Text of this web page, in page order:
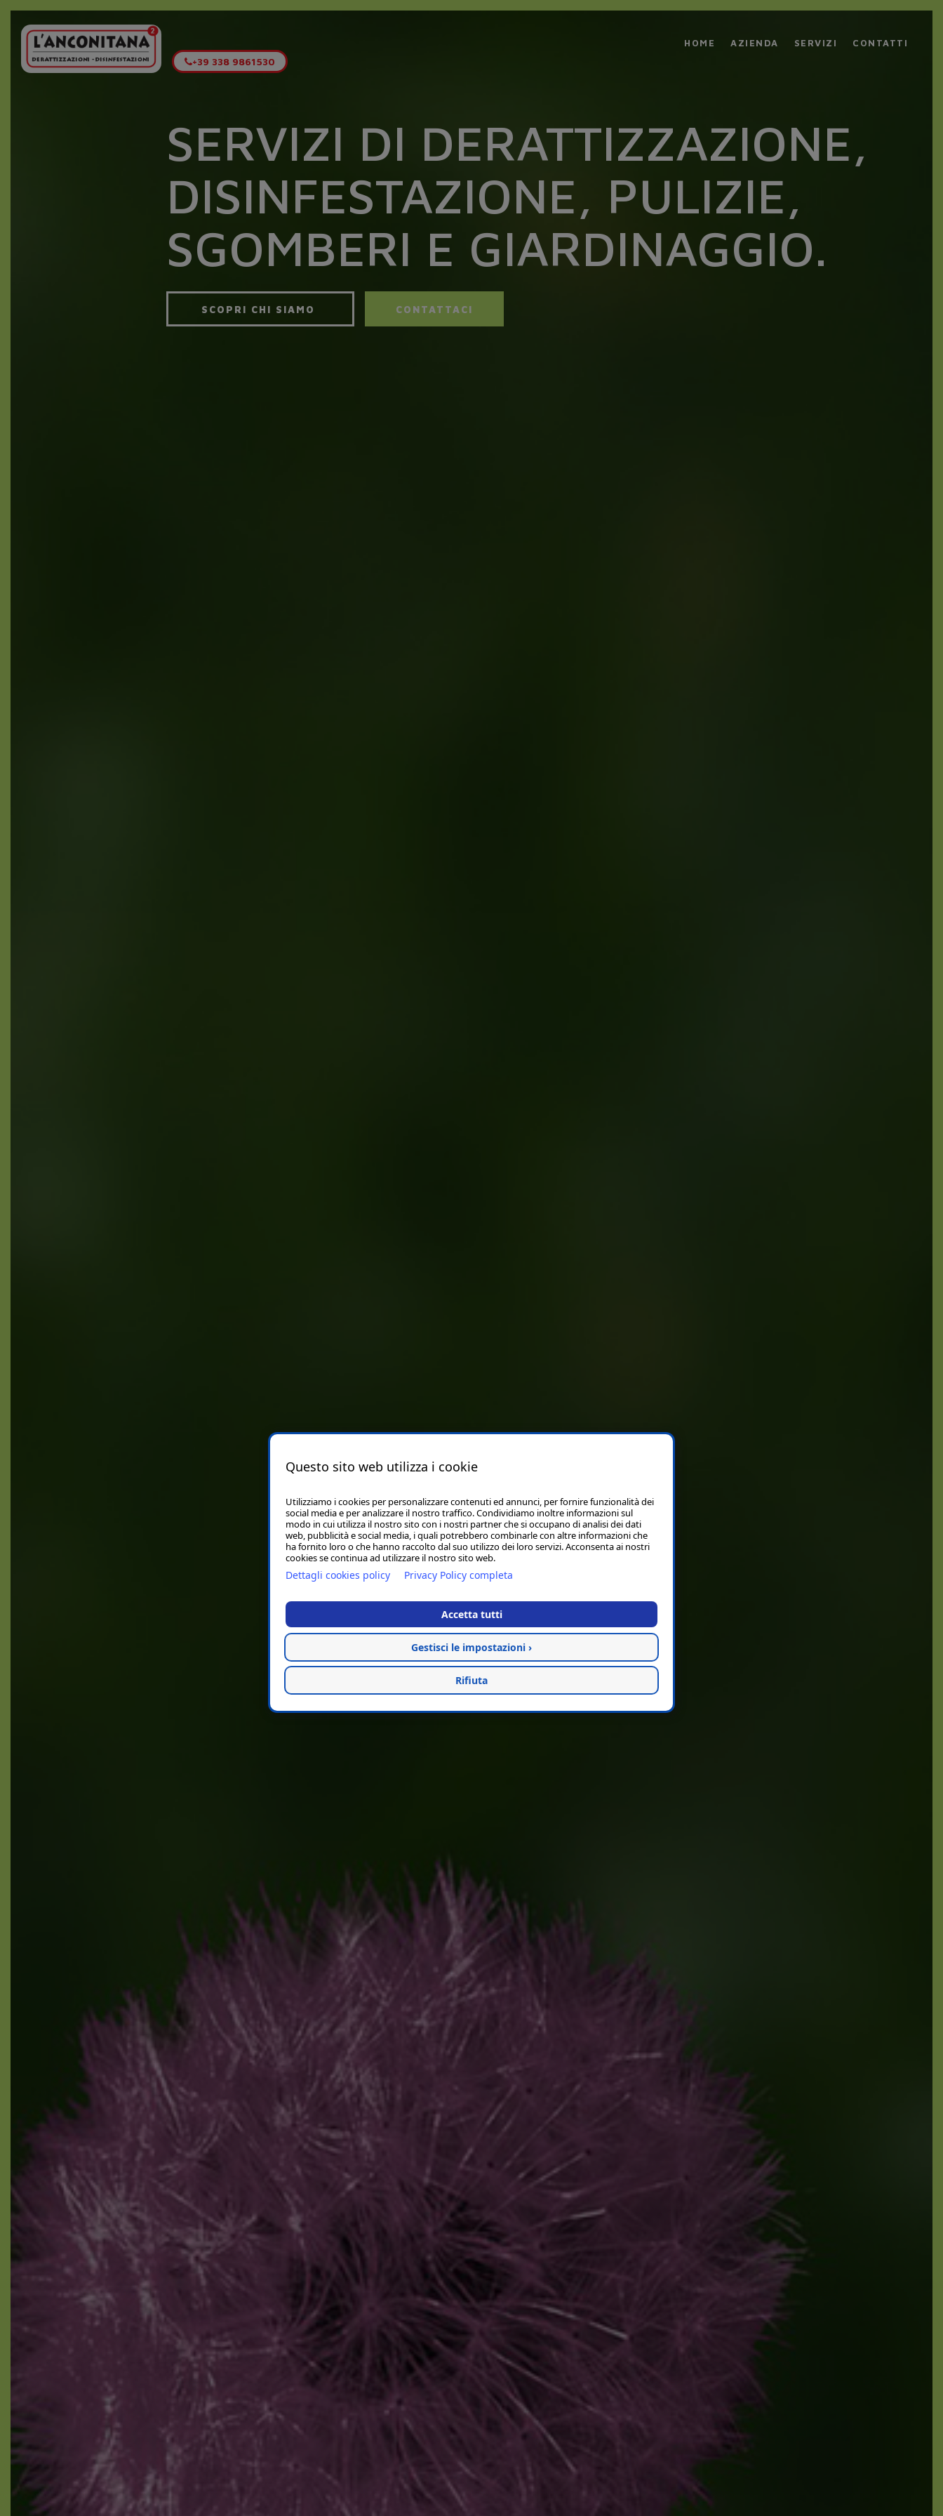
+39 338 9861530
HOME AZIENDA SERVIZI CONTATTI
SERVIZI DI DERATTIZZAZIONE,
DISINFESTAZIONE, PULIZIE,
SGOMBERI E GIARDINAGGIO.
SCOPRI CHI SIAMO CONTATTACI
Questo sito web utilizza i cookie
Utilizziamo i cookies per personalizzare contenuti ed annunci, per fornire funzionalità dei
social media e per analizzare il nostro traffico. Condividiamo inoltre informazioni sul
modo in cui utilizza il nostro sito con i nostri partner che si occupano di analisi dei dati
web, pubblicità e social media, i quali potrebbero combinarle con altre informazioni che
ha fornito loro o che hanno raccolto dal suo utilizzo dei loro servizi. Acconsenta ai nostri
cookies se continua ad utilizzare il nostro sito web.
Dettagli cookies policy Privacy Policy completa
Accetta tutti
Gestisci le impostazioni ›
Rifiuta